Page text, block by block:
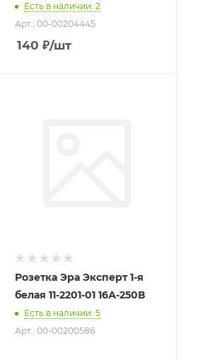
Есть в наличии: 2
Арт.: 00-00204445
140 ₽/шт
Розетка Эра Эксперт 1-я
белая 11-2201-01 16А-250В
Есть в наличии: 5
Арт.: 00-00200586